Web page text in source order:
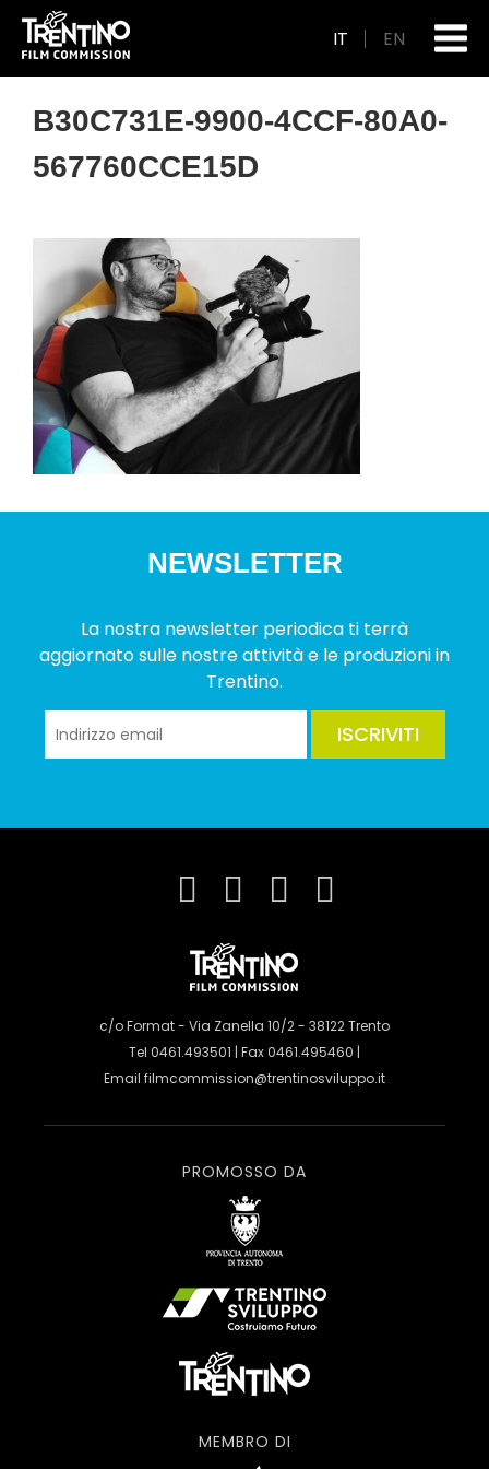
IT EN
B30C731E-9900-4CCF-80A0-
567760CCE15D
NEWSLETTER
La nostra newsletter periodica ti terrà
aggiornato sulle nostre attività e le produzioni in
Trentino.
ISCRIVITI
c/o Format - Via Zanella 10/2 - 38122 Trento
Tel 0461.493501 | Fax 0461.495460 |
Email filmcommission@trentinosviluppo.it
PROMOSSO DA
MEMBRO DI